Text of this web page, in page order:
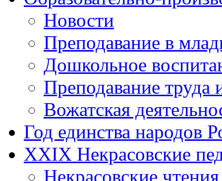
Новости
Преподавание в
Дошкольное
Преподавание труда
Вожатская
Год единства народов
XXIX Некрасовские
Некрасовские